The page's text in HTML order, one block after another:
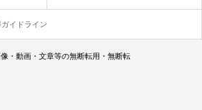
イドライン
・動画・文章等の無断転用・無断転